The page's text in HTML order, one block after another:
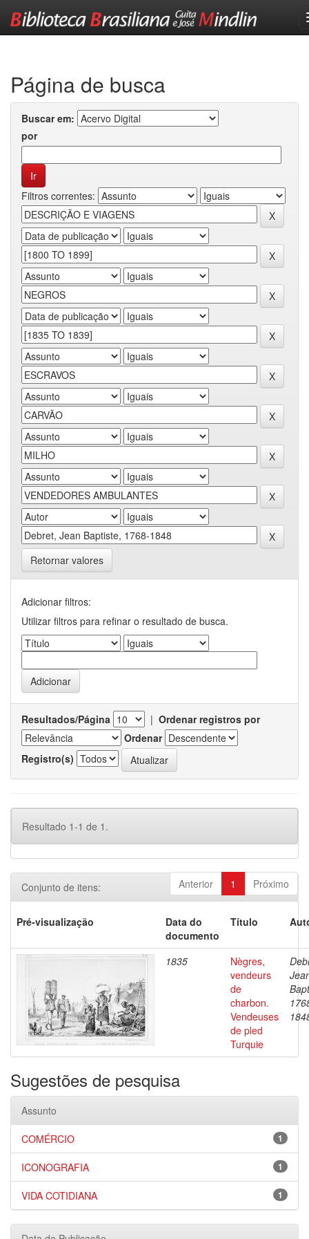
Página de busca
Buscar em:
por
Filtros correntes:
Retornar valores
Adicionar filtros:
Utilizar filtros para refinar o resultado de busca.
Resultados/Página | Ordenar registros por
Ordenar
Registro(s)
Resultado 1-1 de 1.
Anterior 1 Próximo
Conjunto de itens:
Pré-visualização
Data do
documento
Título
1835
Nègres,
vendeurs
de
charbon.
Vendeuses
de pled
Turquie
Sugestões de pesquisa
Assunto
1
COMÉRCIO
1
ICONOGRAFIA
1
VIDA COTIDIANA